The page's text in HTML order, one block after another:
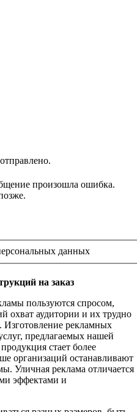
произошла ошибка.
данных
на заказ
пользуются спросом,
охват аудитории и их трудно
Изготовление рекламных
предлагаемых нашей
стает более
организаций останавливают
Уличная реклама отличается
эффектами и